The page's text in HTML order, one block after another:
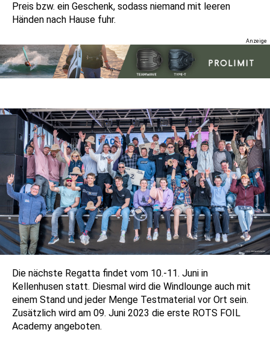
Preis bzw. ein Geschenk, sodass niemand mit leeren
Händen nach Hause fuhr.
Die nächste Regatta findet vom 10.-11. Juni in
Kellenhusen statt. Diesmal wird die Windlounge auch mit
einem Stand und jeder Menge Testmaterial vor Ort sein.
Zusätzlich wird am 09. Juni 2023 die erste ROTS FOIL
Academy angeboten.